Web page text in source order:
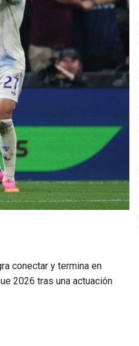
conectar y termina en
2026 tras una actuación